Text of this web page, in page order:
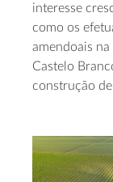
interesse
como os
amendoais
Castelo
construção